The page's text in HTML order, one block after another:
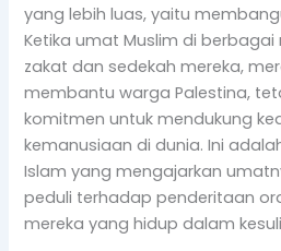
yang lebih luas, yaitu
Ketika umat Muslim di
zakat dan sedekah mereka,
membantu warga Palestina,
komitmen untuk mendukung
kemanusiaan di dunia. Ini
Islam yang mengajarkan
peduli terhadap penderitaan
mereka yang hidup dalam